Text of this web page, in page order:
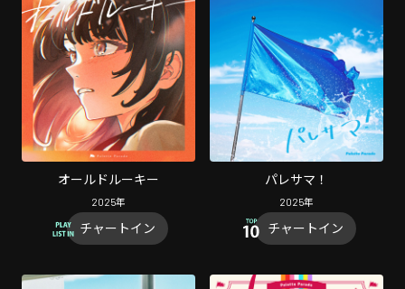
オールドルーキー
2025年
チャートイン
パレサマ！
2025年
チャートイン